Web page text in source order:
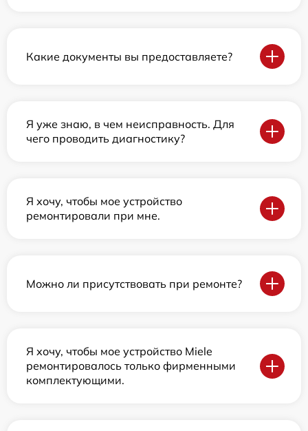
Какие документы вы предоставляете?
Я уже знаю, в чем неисправность. Для
чего проводить диагностику?
Я хочу, чтобы мое устройство
ремонтировали при мне.
Можно ли присутствовать при ремонте?
Я хочу, чтобы мое устройство Miele
ремонтировалось только фирменными
комплектующими.